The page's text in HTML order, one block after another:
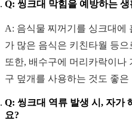
Q: 씽크대 막힘을 예방하는
A: 음식물 찌꺼기를 싱크대에
가 많은 음식은 키친타월 등
또한, 배수구에 머리카락이나
구 덮개를 사용하는 것도 좋은
Q: 씽크대 역류 발생 시, 자가
요?